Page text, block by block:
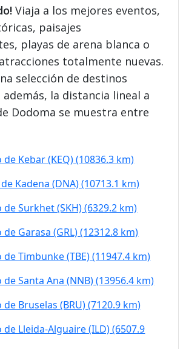
Viaja a los mejores eventos,
paisajes
playas de arena blanca o
totalmente nuevas.
selección de destinos
la distancia lineal a
Dodoma se muestra entre
Kebar (KEQ) (10836.3 km)
Kadena (DNA) (10713.1 km)
Surkhet (SKH) (6329.2 km)
Garasa (GRL) (12312.8 km)
Timbunke (TBE) (11947.4 km)
Santa Ana (NNB) (13956.4 km)
Bruselas (BRU) (7120.9 km)
Lleida-Alguaire (ILD) (6507.9